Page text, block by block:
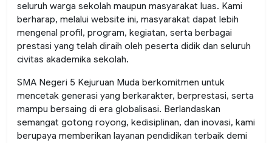
seluruh warga sekolah maupun masyarakat luas. Kami
berharap, melalui website ini, masyarakat dapat lebih
mengenal profil, program, kegiatan, serta berbagai
prestasi yang telah diraih oleh peserta didik dan seluruh
civitas akademika sekolah.
SMA Negeri 5 Kejuruan Muda berkomitmen untuk
mencetak generasi yang berkarakter, berprestasi, serta
mampu bersaing di era globalisasi. Berlandaskan
semangat gotong royong, kedisiplinan, dan inovasi, kami
berupaya memberikan layanan pendidikan terbaik demi